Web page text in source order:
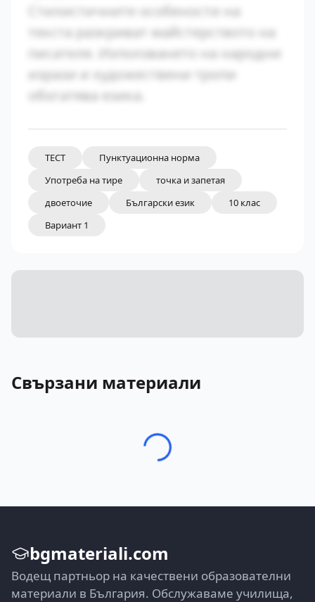
Стилистичните особености на
текста разкриват майстерството на
писателя. Използването на народни
изрази и художествени тропи
обогатява езика.
ТЕСТ
Пунктуационна норма
Употреба на тире
точка и запетая
двоеточие
Български език
10 клас
Вариант 1
Свързани материали
bgmateriali.com
Водещ партньор на качествени образователни
материали в България. Обслужаваме училища,